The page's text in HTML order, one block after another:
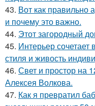
43. Вот как правильно
и почему это важно.
44. Этот загородный
45. Интерьер сочетает
стиля и живость
46. Свет и простор на
Алексея Волкова.
47. Как я превратил